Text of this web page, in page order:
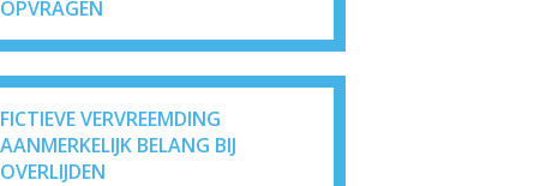
OPVRAGEN
FICTIEVE VERVREEMDING
AANMERKELIJK BELANG BIJ
OVERLIJDEN